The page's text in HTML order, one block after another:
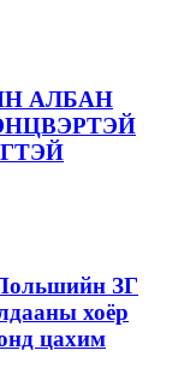
АЛБАН
ЗГ
хоёр
цахим